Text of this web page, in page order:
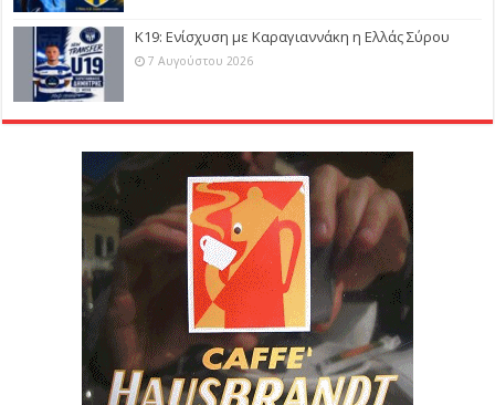
Κ19: Ενίσχυση με Καραγιαννάκη η Ελλάς Σύρου
7 Αυγούστου 2026